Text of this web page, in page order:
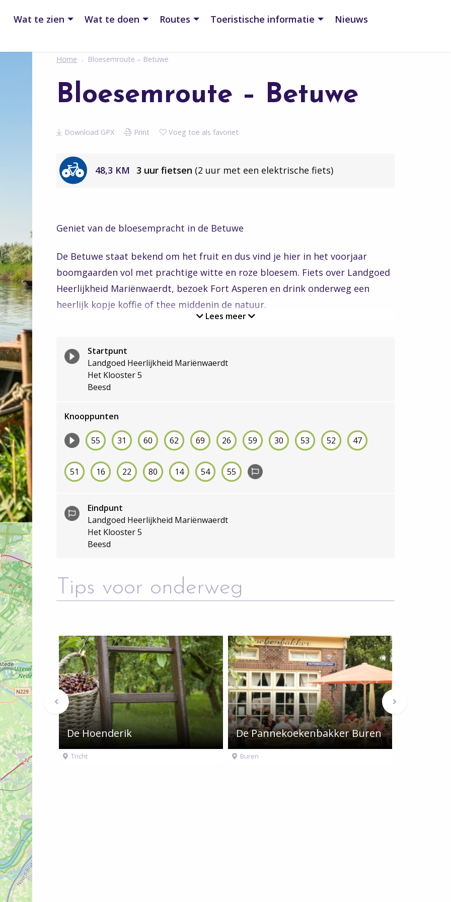
Wat te zien Wat te doen Routes Toeristische informatie Nieuws
Home Bloesemroute – Betuwe
Bloesemroute – Betuwe
Download GPX Print Voeg toe als favoriet
48,3 KM 3 uur fietsen (2 uur met een elektrische fiets)
Geniet van de bloesempracht in de Betuwe
De Betuwe staat bekend om het fruit en dus vind je hier in het voorjaar
boomgaarden vol met prachtige witte en roze bloesem. Fiets over Landgoed
Heerlijkheid Mariënwaerdt, bezoek Fort Asperen en drink onderweg een
heerlijk kopje koffie of thee middenin de natuur.
Bloesemroute Bommelerwaard
De Rivierenland Fietskaart
schilderachtige fietsroutes ook bíjna alle fruitboomgaarden met bloesem op
kunt vinden? De fietskaart is een must voor fiets- en natuurliefhebbers die
het Rivierenland in ieder seizoen willen ontdekken, van de bloesem in het
voorjaar tot boomgaarden vol fruit in het najaar.
een vande lokale verkooppunten
Lees meer
Startpunt
Landgoed Heerlijkheid Mariënwaerdt
Het Klooster 5
Beesd
Knooppunten
55 31 60 62 69 26 59 30 53 52 47
51 16 22 80 14 54 55
Eindpunt
Landgoed Heerlijkheid Mariënwaerdt
Het Klooster 5
Beesd
Tips voor onderweg
Vorige
berichten
De Hoenderik
Tricht
De Pannekoekenbakker Buren
Buren